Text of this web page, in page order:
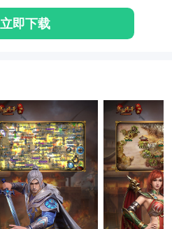
立即下载